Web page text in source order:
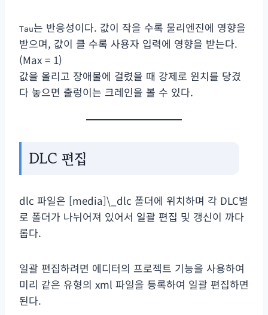
Tau는 반응성이다. 값이 작을 수록 물리엔진에 영향을
받으며, 값이 클 수록 사용자 입력에 영향을 받는다.
(Max = 1)
값을 올리고 장애물에 걸렸을 때 강제로 윈치를 당겼
다 놓으면 출렁이는 크레인을 볼 수 있다.
DLC 편집
dlc 파일은 [media]\_dlc 폴더에 위치하며 각 DLC별
로 폴더가 나뉘어져 있어서 일괄 편집 및 갱신이 까다
롭다.
일괄 편집하려면 에디터의 프로젝트 기능을 사용하여
미리 같은 유형의 xml 파일을 등록하여 일괄 편집하면
된다.